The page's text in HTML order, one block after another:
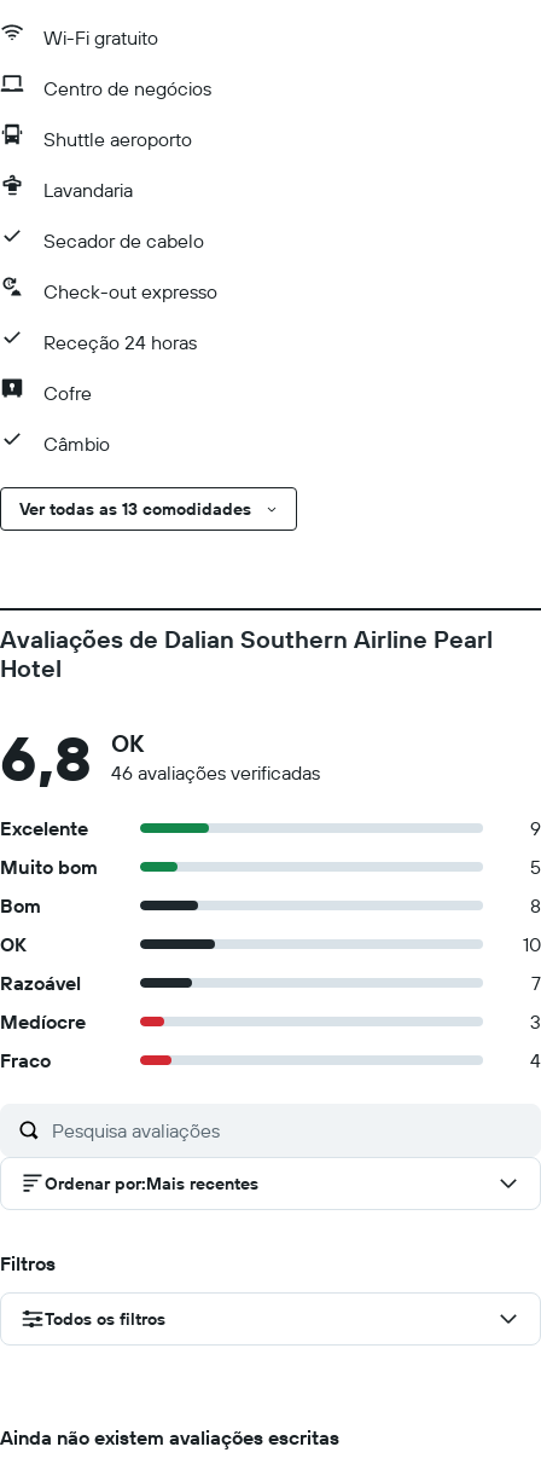
Wi-Fi gratuito
Centro de negócios
Shuttle aeroporto
Lavandaria
Secador de cabelo
Check-out expresso
Receção 24 horas
Cofre
Câmbio
Ver todas as 13 comodidades
Avaliações de Dalian Southern Airline Pearl
Hotel
6,8 OK
46 avaliações verificadas
Excelente
9
Muito bom
5
Bom
8
OK
10
Razoável
7
Medíocre
3
Fraco
4
Ordenar por:Mais recentes
Filtros
Todos os filtros
Ainda não existem avaliações escritas